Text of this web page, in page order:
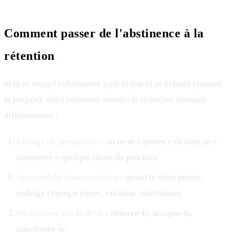
Comment passer de l'abstinence à la
rétention
Si tu as essayé l'abstinence pure et que tu as échoué (comme
la plupart), voici comment aborder la rétention séminale
différemment :
: tu ne te « prives » de rien, tu «
conserves » quelque chose de précieux
: quand le désir monte,
redirige l'énergie (sport, création, méditation)
: observe-le, accepte-le,
transforme-le